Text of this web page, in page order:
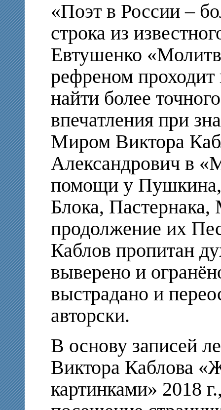
«Поэт в России –
строка из
Евтушенко
рефреном
найти более
впечатления при
Миром Виктора
Александрович в
помощи у Пушкина,
Блока, Пастернака,
продолжение их
Каблов пропитан
выверено и
выстрадано и
авторски.
В основу записей
Виктора Каблова
картинками» 2018